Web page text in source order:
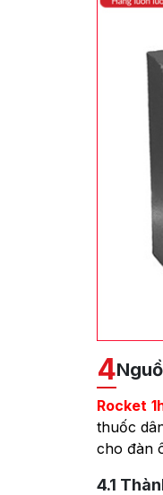
4
Rocket
thuốc
cho đàn
4.1